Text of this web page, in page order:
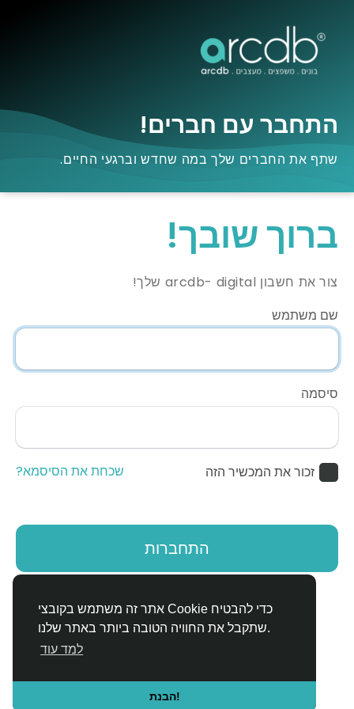
אתר זה משתמש בקובצי Cookie כדי להבטיח
שתקבל את החוויה הטובה ביותר באתר שלנו.
למד עוד
הבנת!
התחבר עם חברים!
שתף את החברים שלך במה שחדש וברגעי החיים.
ברוך שובך!
צור את חשבון arcdb- digital שלך!
שם משתמש
סיסמה
זכור את המכשיר הזה שכחת את הסיסמא?
התחברות